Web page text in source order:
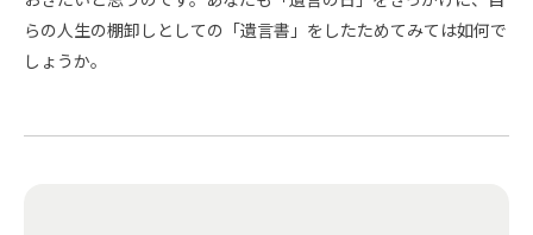
らの人生の棚卸しとしての「遺言書」をしたためてみては如何で
しょうか。